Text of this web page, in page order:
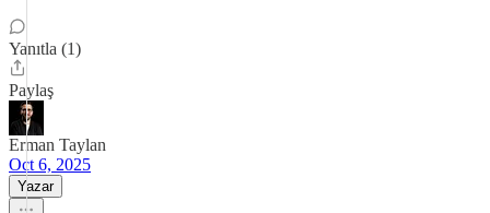
Yanıtla (1)
Paylaş
Erman Taylan
Oct 6, 2025
Yazar